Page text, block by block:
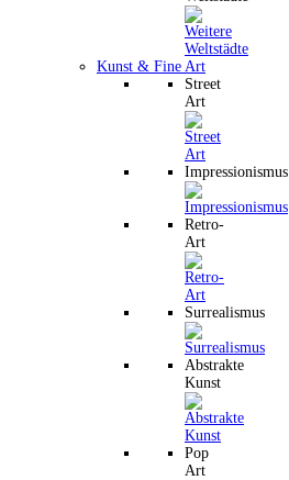
Kunst & Fine Art
Street
Art
Impressionismus
Retro-
Art
Surrealismus
Abstrakte
Kunst
Pop
Art